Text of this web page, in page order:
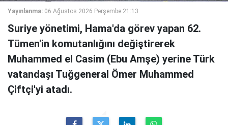
Yayınlanma: 06 Ağustos 2026 Perşembe 21:13
Suriye yönetimi, Hama'da görev yapan 62.
Tümen'in komutanlığını değiştirerek
Muhammed el Casim (Ebu Amşe) yerine Türk
vatandaşı Tuğgeneral Ömer Muhammed
Çiftçi'yi atadı.